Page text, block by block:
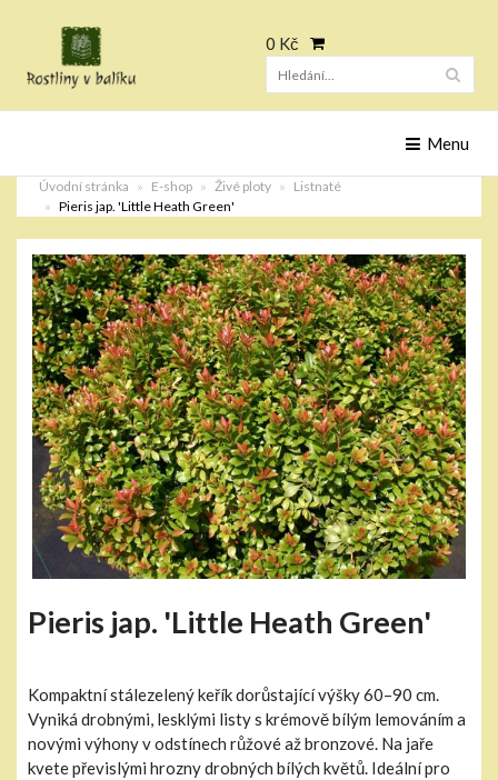
0 Kč
Menu
Úvodní stránka E-shop Živé ploty
Listnaté
Pieris jap. 'Little Heath Green'
Pieris jap. 'Little Heath Green'
Kompaktní stálezelený keřík dorůstající výšky 60–90 cm.
Vyniká drobnými, lesklými listy s krémově bílým lemováním a
novými výhony v odstínech růžové až bronzové. Na jaře
kvete převislými hrozny drobných bílých květů. Ideální pro